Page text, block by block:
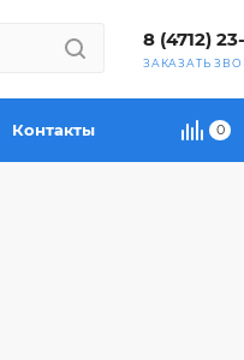
8 (4712) 23-
ЗАКАЗАТЬ
0
Контакты